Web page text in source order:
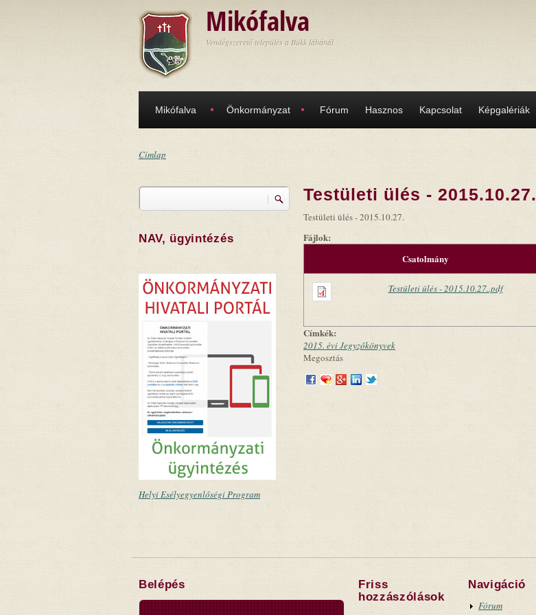
Mikófalva
Vendégszerető település a Bükk lábánál
Mikófalva Önkormányzat Fórum Hasznos Kapcsolat Képgalériák
Címlap
Keresés
NAV, ügyintézés
Helyi Esélyegyenlőségi Program
Testületi ülés - 2015.10.27.
Testületi ülés - 2015.10.27.
Fájlok:
Csatolmány
Testületi ülés - 2015.10.27..pdf
Címkék:
2015. évi Jegyzőkönyvek
Megosztás
Belépés
Friss
hozzászólások
Navigáció
Fórum